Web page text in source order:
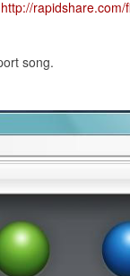
http://
song.